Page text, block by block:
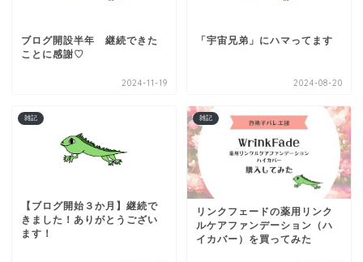
ブログ開設半年 継続できた
ことに感謝♡
2024-11-19
「宇宙兄弟」にハマってます
2024-08-20
雑記
【ブログ開始３か月】継続で
きました！ありがとうござい
ます！
雑記
リンクフェードの薬用リンク
ルケアファンデーション（ハ
イカバー）を買ってみた